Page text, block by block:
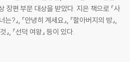
주 국가를 이룰 수 있을 거라는 희망을 갖게 됩
타를 일으켜 다시 군사 독재를 이어 가려 하자,
환 세력에 맞서 싸웠습니다. 1980년 봄에 광
고, 그 일로 수많은 국민이 억울하게 죽었습
장편 부문 대상을 받았다. 지은 책으로 『사
는?』, 『안녕히 계세요』, 『할아버지의 방』,
, 『선덕 여왕』 등이 있다.